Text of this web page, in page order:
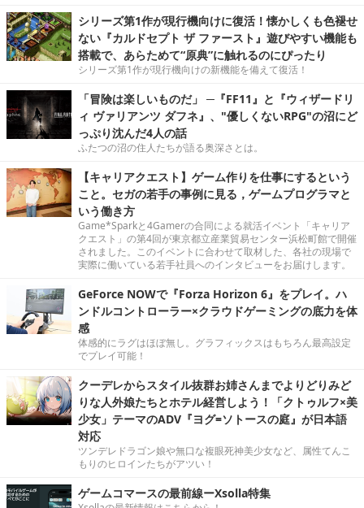
シリーズ第1作が現行機向けに復活！懐かしくも色褪せ
ない『カルドセプト ザ ファースト』遊びやすい機能も
搭載で、あらためて“原典”に触れるのにぴったり
シリーズ第1作が現行機向けの新機能を備えて復活！
「冒険は楽しいものだ」 ─『FF11』と『ウィザードリ
ィ ヴァリアンツ ダフネ』、"優しくないRPG"の沼にど
っぷり沈んだ4人の話
ふたつの沼の住人たちが語る奥深さとは。
【キャリアクエスト】ゲーム作りを仕事にするという
こと。セガの若手の事例に見る，ゲームプログラマと
いう働き方
Game*Sparkと4Gamerの合同による就活イベント「キャリア
クエスト」の第4回が東京都立産業貿易センター浜松町館で開催
されました。このイベントに合わせて取材した、各社の現場で
実際に働いている若手社員へのインタビューをお届けします。
GeForce NOWで『Forza Horizon 6』をプレイ。ハ
ンドルコントローラー×クラウドゲーミングの底力を体
感
体感的にラグはほぼ無し。グラフィックスはもちろん最高設定
でプレイ可能！
クーデレからスタイル抜群お姉さんまでよりどりみど
りな人外娘たちとホテル経営しよう！「クトゥルフ×美
少女」テーマのADV『ヨグ=ソトースの庭』が日本語
対応
ツンデレドラゴン娘や無口な複眼死神美少女など、属性てんこ
もりのヒロインたちがアツい！
ゲームコマースの最前線ーXsolla特集